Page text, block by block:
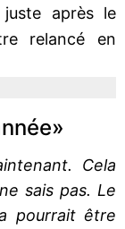
juste après le
relancé en
Cela
sais pas. Le
pourrait être